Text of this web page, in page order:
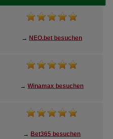
→ NEO.bet besuchen
→Winamax besuchen
→ Bet365 besuchen